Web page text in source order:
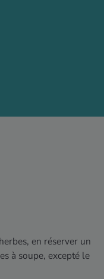
en réserver un
à soupe, excepté le